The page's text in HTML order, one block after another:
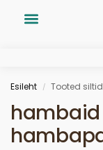
Esileht / Tooted